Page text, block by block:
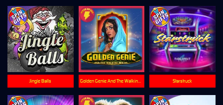
Starstruck
Golden Genie And The Walking Wilds
Jingle Balls